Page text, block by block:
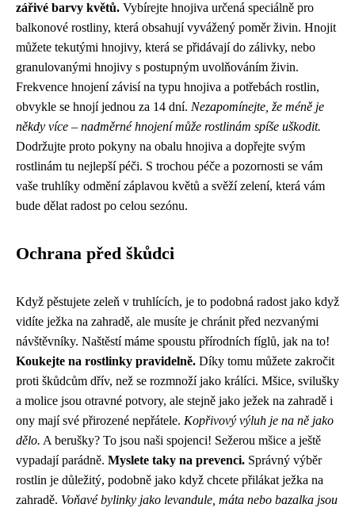
zářivé barvy květů. Vybírejte hnojiva určená speciálně pro
balkonové rostliny, která obsahují vyvážený poměr živin. Hnojit
můžete tekutými hnojivy, která se přidávají do zálivky, nebo
granulovanými hnojivy s postupným uvolňováním živin.
Frekvence hnojení závisí na typu hnojiva a potřebách rostlin,
obvykle se hnojí jednou za 14 dní. Nezapomínejte, že méně je
někdy více – nadměrné hnojení může rostlinám spíše uškodit.
Dodržujte proto pokyny na obalu hnojiva a dopřejte svým
rostlinám tu nejlepší péči. S trochou péče a pozornosti se vám
vaše truhlíky odmění záplavou květů a svěží zelení, která vám
bude dělat radost po celou sezónu.
Ochrana před škůdci
Když pěstujete zeleň v truhlících, je to podobná radost jako když
vidíte ježka na zahradě, ale musíte je chránit před nezvanými
návštěvníky. Naštěstí máme spoustu přírodních fíglů, jak na to!
Koukejte na rostlinky pravidelně. Díky tomu můžete zakročit
proti škůdcům dřív, než se rozmnoží jako králíci. Mšice, svilušky
a molice jsou otravné potvory, ale stejně jako ježek na zahradě i
ony mají své přirozené nepřátele. Kopřivový výluh je na ně jako
dělo. A berušky? To jsou naši spojenci! Sežerou mšice a ještě
vypadají parádně. Myslete taky na prevenci. Správný výběr
rostlin je důležitý, podobně jako když chcete přilákat ježka na
zahradě. Voňavé bylinky jako levandule, máta nebo bazalka jsou